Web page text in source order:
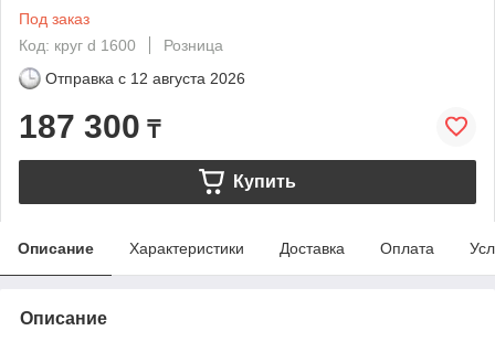
Под заказ
Код: круг d 1600
Розница
Отправка с 12 августа 2026
187 300 ₸
Купить
Описание Характеристики Доставка Оплата
Описание